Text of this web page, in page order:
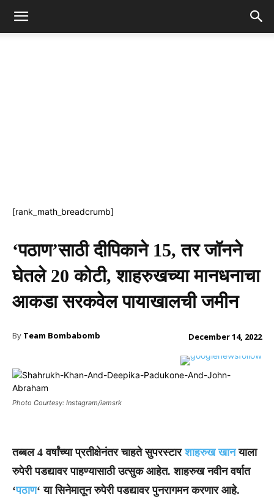
[rank_math_breadcrumb]
‘पठाण’साठी दीपिकाने 15, तर जॉनने
घेतले 20 कोटी, शाहरुखच्या मानधनाचा
आकडा सरकवेल पायाखालची जमीन
By Team Bombabomb December 14, 2022
Photo Courtesy: Instagram/iamsrk
तब्बल 4 वर्षांच्या प्रतीक्षेनंतर चाहते सुपरस्टारशाहरुख खानयाला
रुपेरी पडद्यावर पाहण्यासाठी उत्सुक आहेत. शाहरुख नवीन वर्षात
‘पठाण‘ या सिनेमातून रुपेरी पडद्यावर पुनरागमन करणार आहे.